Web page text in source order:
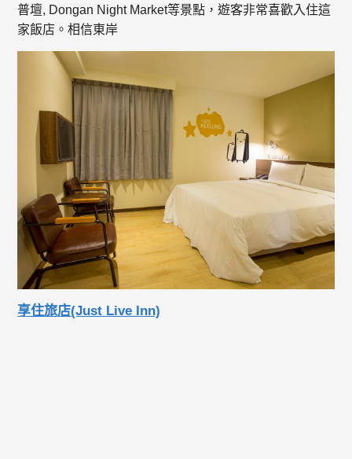
普壇, Dongan Night Market等景點，遊客非常喜歡入住這
家飯店。相信東岸
享住旅店(Just Live Inn)